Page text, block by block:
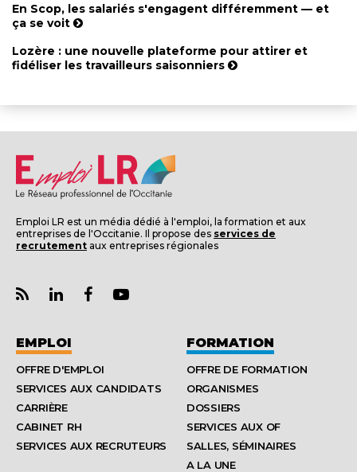
En Scop, les salariés s'engagent différemment — et
ça se voit
Lozère : une nouvelle plateforme pour attirer et
fidéliser les travailleurs saisonniers
Emploi LR est un média dédié à l'emploi, la formation et aux
entreprises de l'Occitanie. Il propose des services de
recrutement aux entreprises régionales
EMPLOI
OFFRE D'EMPLOI
SERVICES AUX CANDIDATS
CARRIÈRE
CABINET RH
SERVICES AUX RECRUTEURS
FORMATION
OFFRE DE FORMATION
ORGANISMES
DOSSIERS
SERVICES AUX OF
SALLES, SÉMINAIRES
A LA UNE